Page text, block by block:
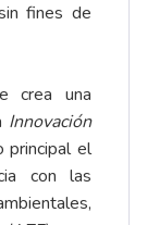
fines de
crea una
Innovación
el
con las